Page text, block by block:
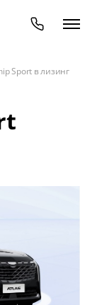
Sport в лизинг